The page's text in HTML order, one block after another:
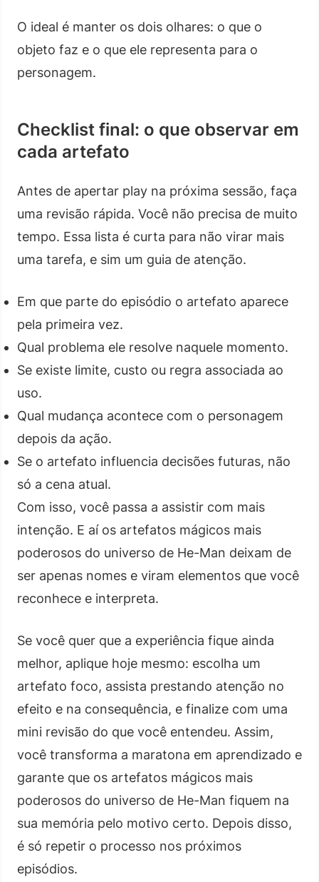
O ideal é manter os dois olhares: o que o
objeto faz e o que ele representa para o
personagem.
Checklist final: o que observar em
cada artefato
Antes de apertar play na próxima sessão, faça
uma revisão rápida. Você não precisa de muito
tempo. Essa lista é curta para não virar mais
uma tarefa, e sim um guia de atenção.
Em que parte do episódio o artefato aparece
pela primeira vez.
Qual problema ele resolve naquele momento.
Se existe limite, custo ou regra associada ao
uso.
Qual mudança acontece com o personagem
depois da ação.
Se o artefato influencia decisões futuras, não
só a cena atual.
Com isso, você passa a assistir com mais
intenção. E aí os artefatos mágicos mais
poderosos do universo de He-Man deixam de
ser apenas nomes e viram elementos que você
reconhece e interpreta.
Se você quer que a experiência fique ainda
melhor, aplique hoje mesmo: escolha um
artefato foco, assista prestando atenção no
efeito e na consequência, e finalize com uma
mini revisão do que você entendeu. Assim,
você transforma a maratona em aprendizado e
garante que os artefatos mágicos mais
poderosos do universo de He-Man fiquem na
sua memória pelo motivo certo. Depois disso,
é só repetir o processo nos próximos
episódios.